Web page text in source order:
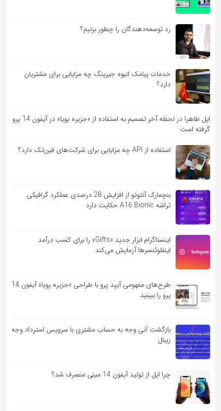
رد توسعه‌دهندگان را چطور بزنیم؟
خدمات پیامک انبوه جیرینگ چه مزایایی برای مشتریان
دارد؟
اپل ظاهرا در لحظه آخر تصمیم به استفاده از «جزیره پویا» در آیفون 14 پرو
گرفته است
استفاده از API چه مزایایی برای شرکت‌های فین‌تک دارد؟
بنچمارک آنتوتو از افزایش 28 درصدی عملکرد گرافیکی
تراشه A16 Bionic حکایت دارد
اینستاگرام ابزار جدید «Gifts» را برای کسب درآمد
اینفلوئنسرها آزمایش می‌کند
طرح‌های مفهومی آیپد پرو با طراحی «جزیره پویا» آیفون 14
پرو را ببینید
بازگشت آنی وجه به حساب مشتری با سرویس استرداد وجه
زیبال
چرا اپل از تولید آیفون 14 مینی منصرف شد؟